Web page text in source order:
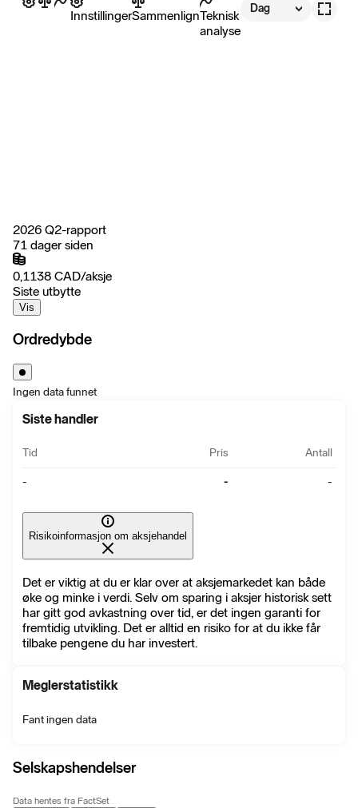
InnstillingerSammenlignTeknisk
analyse
Dag
2026 Q2-rapport
71 dager siden
0,1138 CAD/aksje
Siste utbytte
Vis
Ordredybde
Ingen data funnet
Siste handler
Tid Pris Antall
- - -
Risikoinformasjon om aksjehandel
Det er viktig at du er klar over at aksjemarkedet kan både
øke og minke i verdi. Selv om sparing i aksjer historisk sett
har gitt god avkastning over tid, er det ingen garanti for
fremtidig utvikling. Det er alltid en risiko for at du ikke får
tilbake pengene du har investert.
Meglerstatistikk
Fant ingen data
Selskapshendelser
Data hentes fra FactSet